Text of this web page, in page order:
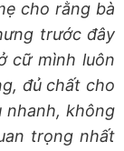
cho rằng bà
trước đây
cữ mình luôn
đủ chất cho
nhanh, không
trọng nhất